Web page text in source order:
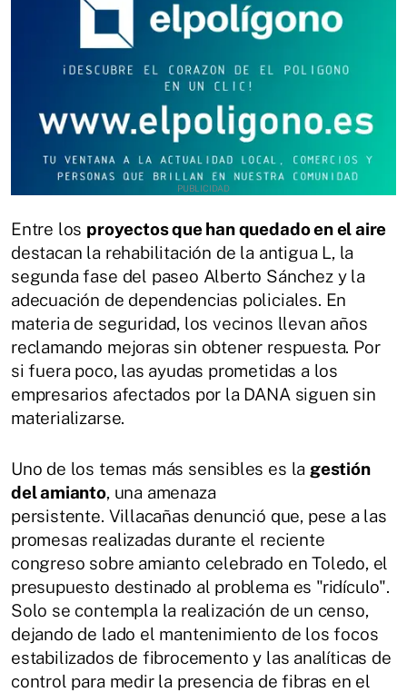
Entre los proyectos que han quedado en el aire
destacan la rehabilitación de la antigua L, la
segunda fase del paseo Alberto Sánchez y la
adecuación de dependencias policiales. En
materia de seguridad, los vecinos llevan años
reclamando mejoras sin obtener respuesta. Por
si fuera poco, las ayudas prometidas a los
empresarios afectados por la DANA siguen sin
materializarse.
Uno de los temas más sensibles es la gestión
del amianto, una amenaza
persistente. Villacañas denunció que, pese a las
promesas realizadas durante el reciente
congreso sobre amianto celebrado en Toledo, el
presupuesto destinado al problema es "ridículo".
Solo se contempla la realización de un censo,
dejando de lado el mantenimiento de los focos
estabilizados de fibrocemento y las analíticas de
control para medir la presencia de fibras en el